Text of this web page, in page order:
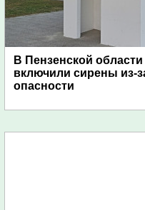
В Пензенской области
включили сирены из-
опасности